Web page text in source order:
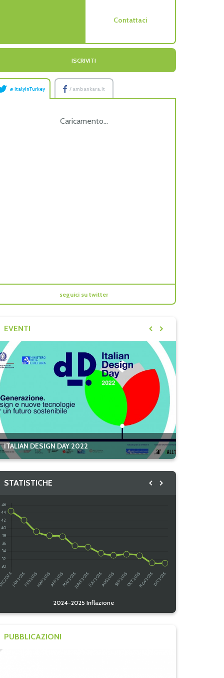
Contattaci
ISCRIVITI
@ italyinTurkey / ambankara.it
Caricamento...
seguici su twitter
EVENTI
ITALIAN DESIGN DAY 2022
STATISTICHE
2024-2025 Inflazione
PUBBLICAZIONI